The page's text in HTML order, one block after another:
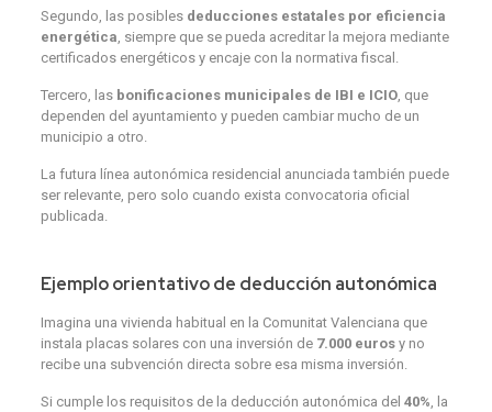
Segundo, las posibles deducciones estatales por eficiencia
energética , siempre que se pueda acreditar la mejora mediante
certificados energéticos y encaje con la normativa fiscal.
Tercero, las bonificaciones municipales de IBI e ICIO, que
dependen del ayuntamiento y pueden cambiar mucho de un
municipio a otro.
La futura línea autonómica residencial anunciada también puede
ser relevante, pero solo cuando exista convocatoria oficial
publicada.
Ejemplo orientativo de deducción autonómica
Imagina una vivienda habitual en la Comunitat Valenciana que
instala placas solares con una inversión de 7.000 eurosy no
recibe una subvención directa sobre esa misma inversión.
Si cumple los requisitos de la deducción autonómica del 40% , la